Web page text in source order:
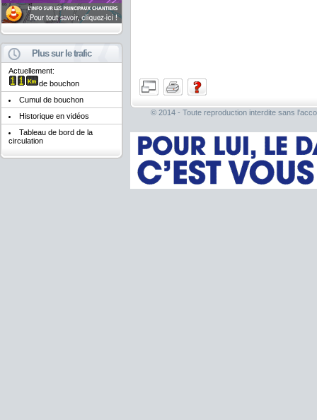
Plus sur le trafic
Actuellement:
de bouchon
Cumul de bouchon
Historique en vidéos
Tableau de bord de la
circulation
© 2014 - Toute reproduction interdite sans